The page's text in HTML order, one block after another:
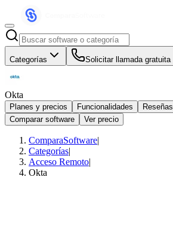
Categorías Solicitar llamada gratuita
Okta
Planes y precios Funcionalidades
Reseñas
Comparar software
Ver precio
ComparaSoftware|
Categorías|
Acceso Remoto|
Okta